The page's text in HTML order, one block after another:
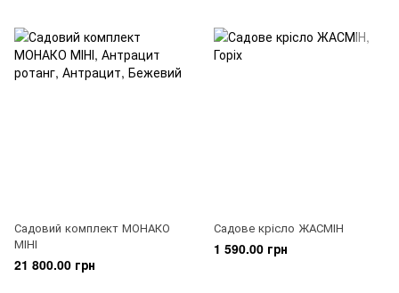
Садовий комплект МОНАКО
МІНІ
21 800.00 грн
Садове крісло ЖАСМІН
1 590.00 грн